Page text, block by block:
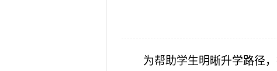
为帮助学生明晰升学路径